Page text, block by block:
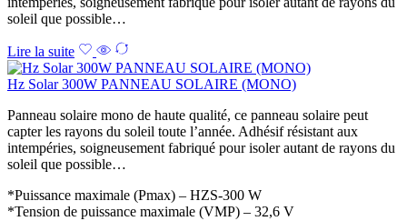
soleil que possible…
Lire la suite
Hz Solar 300W PANNEAU SOLAIRE (MONO)
Panneau solaire mono de haute qualité, ce panneau solaire peut
capter les rayons du soleil toute l’année. Adhésif résistant aux
intempéries, soigneusement fabriqué pour isoler autant de rayons du
soleil que possible…
*Puissance maximale (Pmax) – HZS-300 W
*Tension de puissance maximale (VMP) – 32,6 V